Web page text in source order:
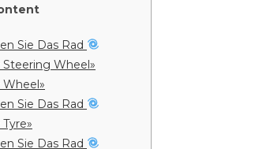
Sie Das Rad
Wheel»
Sie Das Rad
Sie Das Rad